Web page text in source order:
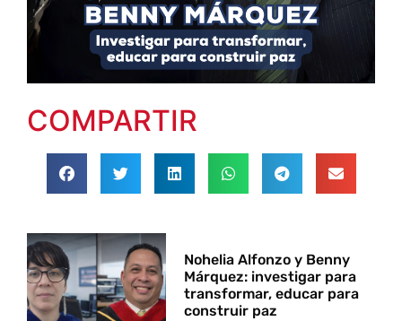
COMPARTIR
Nohelia Alfonzo y Benny
Márquez: investigar para
transformar, educar para
construir paz